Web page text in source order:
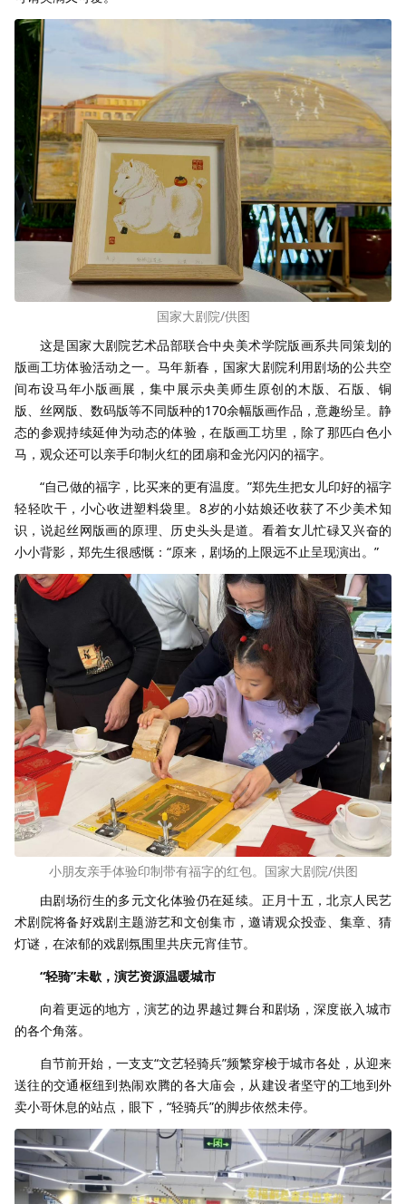
国家大剧院/供图
这是国家大剧院艺术品部联合中央美术学院版画系共同策划的
版画工坊体验活动之一。马年新春，国家大剧院利用剧场的公共空
间布设马年小版画展，集中展示央美师生原创的木版、石版、铜
版、丝网版、数码版等不同版种的170余幅版画作品，意趣纷呈。静
态的参观持续延伸为动态的体验，在版画工坊里，除了那匹白色小
马，观众还可以亲手印制火红的团扇和金光闪闪的福字。
“自己做的福字，比买来的更有温度。”郑先生把女儿印好的福字
轻轻吹干，小心收进塑料袋里。8岁的小姑娘还收获了不少美术知
识，说起丝网版画的原理、历史头头是道。看着女儿忙碌又兴奋的
小小背影，郑先生很感慨：“原来，剧场的上限远不止呈现演出。”
小朋友亲手体验印制带有福字的红包。国家大剧院/供图
由剧场衍生的多元文化体验仍在延续。正月十五，北京人民艺
术剧院将备好戏剧主题游艺和文创集市，邀请观众投壶、集章、猜
灯谜，在浓郁的戏剧氛围里共庆元宵佳节。
“轻骑”未歇， 演艺资源温暖城市
向着更远的地方，演艺的边界越过舞台和剧场，深度嵌入城市
的各个角落。
自节前开始，一支支“文艺轻骑兵”频繁穿梭于城市各处，从迎来
送往的交通枢纽到热闹欢腾的各大庙会，从建设者坚守的工地到外
卖小哥休息的站点，眼下，“轻骑兵”的脚步依然未停。